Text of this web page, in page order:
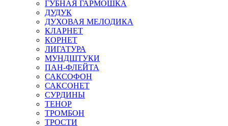
ГУБНАЯ ГАРМОШКА
ДУДУК
ДУХОВАЯ МЕЛОДИКА
КЛАРНЕТ
КОРНЕТ
ЛИГАТУРА
МУНДШТУКИ
ПАН-ФЛЕЙТА
САКСОФОН
САКСОНЕТ
СУРДИНЫ
ТЕНОР
ТРОМБОН
ТРОСТИ